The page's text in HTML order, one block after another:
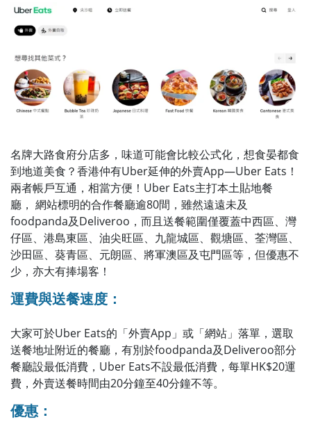
名牌大路食府分店多，味道可能會比較公式化，想食晏都食
到地道美食？香港仲有Uber延伸的外賣App—Uber Eats！
兩者帳戶互通，相當方便！Uber Eats主打本土貼地餐
廳， 網站標明的合作餐廳逾80間，雖然遠遠未及
foodpanda及Deliveroo，而且送餐範圍僅覆蓋中西區、灣
仔區、港島東區、油尖旺區、九龍城區、觀塘區、荃灣區、
沙田區、葵青區、元朗區、將軍澳區及屯門區等，但優惠不
少，亦大有捧場客！
運費與送餐速度：
大家可於Uber Eats的「外賣App」或「網站」落單，選取
送餐地址附近的餐廳，有別於foodpanda及Deliveroo部分
餐廳設最低消費，Uber Eats不設最低消費，每單HK$20運
費，外賣送餐時間由20分鐘至40分鐘不等。
優惠：